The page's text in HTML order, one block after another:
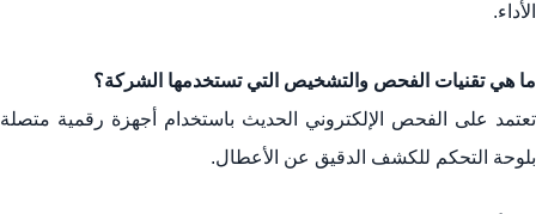
الأداء.
ما هي تقنيات الفحص والتشخيص التي تستخدمها الشركة؟
تعتمد على الفحص الإلكتروني الحديث باستخدام أجهزة رقمية متصلة
بلوحة التحكم للكشف الدقيق عن الأعطال.